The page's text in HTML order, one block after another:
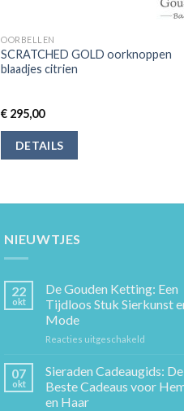
OORBELLEN
SCRATCHED GOLD oorknoppen
blaadjes citrien
€ 295,00
DETAILS
NIEUWTJES
22
okt
De Gouden Ketting: Een
Tijdloos Stuk Sierkunst
Mode
Reacties uitgeschakeld
Gouden
Een
07
okt
Sieraden Cadeaugids: De
Beste Cadeaus voor
en Haar